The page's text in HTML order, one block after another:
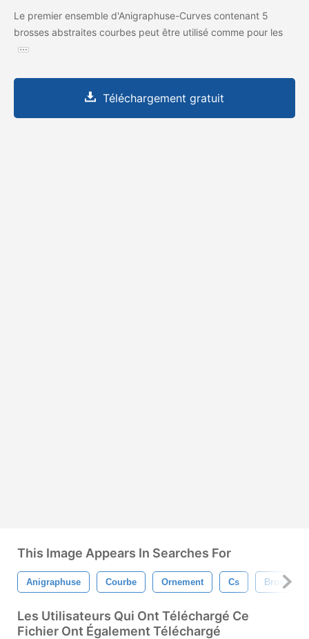
Le premier ensemble d'Anigraphuse-Curves contenant 5
brosses abstraites courbes peut être utilisé comme pour les
Téléchargement gratuit
This Image Appears In Searches For
Anigraphuse Courbe Ornement Cs Brosse
Les Utilisateurs Qui Ont Téléchargé Ce
Fichier Ont Également Téléchargé